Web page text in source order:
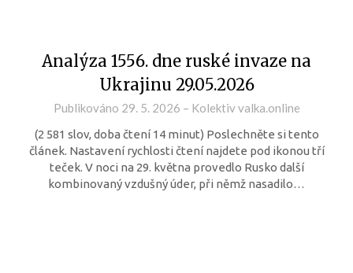
Analýza 1556. dne ruské invaze na
Ukrajinu 29.05.2026
Publikováno 29. 5. 2026 – Kolektiv valka.online
(2 581 slov, doba čtení 14 minut) Poslechněte si tento
článek. Nastavení rychlosti čtení najdete pod ikonou tří
teček. V noci na 29. května provedlo Rusko další
kombinovaný vzdušný úder, při němž nasadilo…